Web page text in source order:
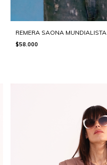
REMERA SAONA MUNDIALISTA
$58.000